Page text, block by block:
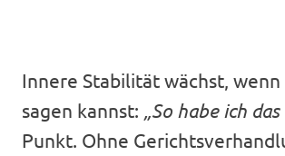
Innere Stabilität wächst,
sagen kannst: „So habe ich
Punkt. Ohne